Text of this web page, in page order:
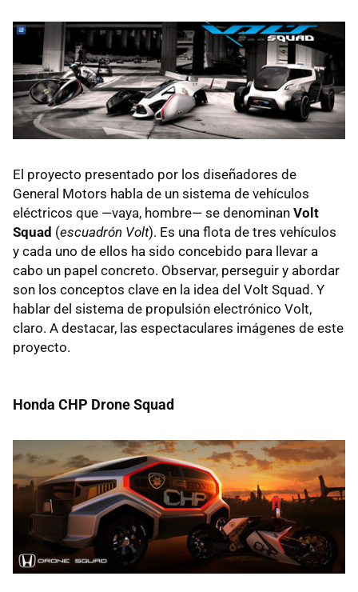
El proyecto presentado por los diseñadores de
General Motors habla de un sistema de vehículos
eléctricos que —vaya, hombre— se denominan Volt
Squad (escuadrón Volt). Es una flota de tres vehículos
y cada uno de ellos ha sido concebido para llevar a
cabo un papel concreto. Observar, perseguir y abordar
son los conceptos clave en la idea del Volt Squad. Y
hablar del sistema de propulsión electrónico Volt,
claro. A destacar, las espectaculares imágenes de este
proyecto.
Honda CHP Drone Squad